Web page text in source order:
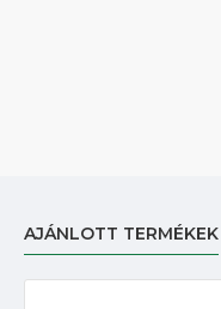
AJÁNLOTT TERMÉKEK